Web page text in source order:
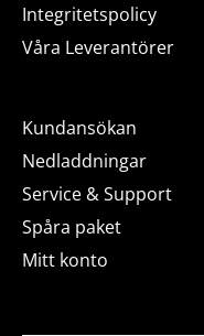
Integritetspolicy
Våra Leverantörer
Kundansökan
Nedladdningar
Service & Support
Spåra paket
Mitt konto